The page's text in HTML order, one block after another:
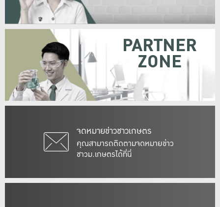
จดหมายข่าวชาวเกษตร
คุณสามารถติดตามจดหมายข่าว
ชาวม.เกษตรได้ที่นี่
PARTNER
ZONE